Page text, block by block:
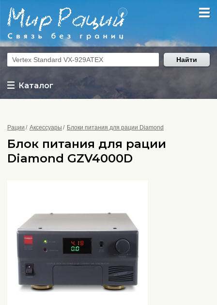
Каталог
Найти
Рации Аксессуары Блоки питания для рации Diamond
Блок питания для рации
Diamond GZV4000D